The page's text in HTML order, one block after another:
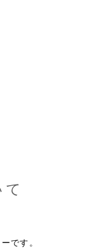
です。